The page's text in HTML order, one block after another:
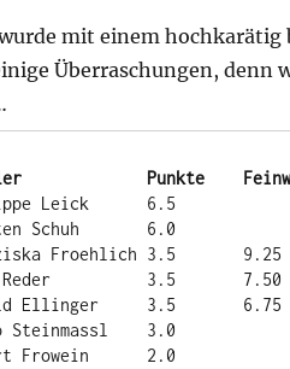
mit einem
Überraschungen,
Punkte
Leick      6.5
Schuh       6.0
Froehlich 3.5       9.25
3.5       7.50
Ellinger     3.5       6.75
Steinmassl    3.0
Frowein      2.0